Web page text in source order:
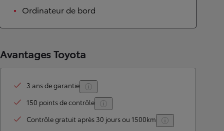
Ordinateur de bord
Avantages Toyota
3 ans de garantie
150 points de contrôle
Contrôle gratuit après 30 jours ou 1500km